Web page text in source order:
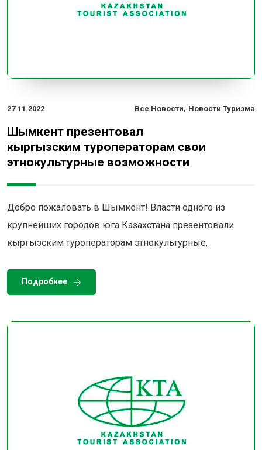
27.11.2022 Все Новости, Новости Туризма
Шымкент презентовал
кыргызским туроператорам свои
этнокультурные возможности
Добро пожаловать в Шымкент! Власти одного из
крупнейших городов юга Казахстана презентовали
кыргызским туроператорам этнокультурные,
Подробнее